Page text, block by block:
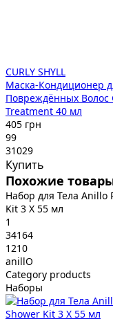
CURLY SHYLL
Маска-Кондиционер
Повреждённых
Treatment 40 мл
405 грн
99
31029
Купить
Похожие
Набор для Тела Anillo
Kit 3 X 55 мл
1
34164
1210
anillO
Category products
Наборы